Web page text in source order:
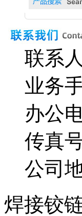
联系
业务
办公
传真
公司
焊接铰